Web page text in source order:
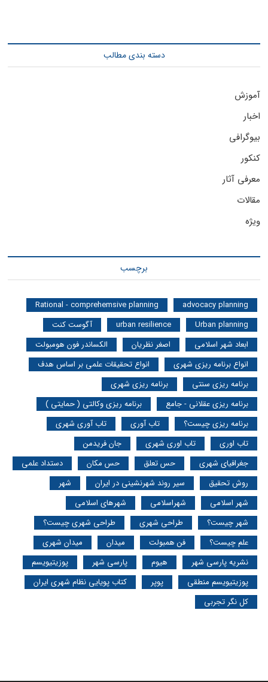
دسته بندی مطالب
آموزش
اخبار
بیوگرافی
کنکور
معرفی آثار
مقالات
ویژه
برچسب
advocacy planning
Rational - comprehemsive planning
Urban planning
urban resilience
آگوست کنت
ابعاد شهر اسلامی
اصغر نظریان
الکساندر فون هومبولت
انواع برنامه ریزی شهری
انواع تحقیقات علمی بر اساس هدف
برنامه ریزی سنتی
برنامه ریزی شهری
برنامه ریزی عقلانی - جامع
برنامه ریزی وکالتی ( حمایتی )
برنامه ریزی چیست؟
تاب آوری
تاب آوری شهری
تاب اوری
تاب اوری شهری
جان فریدمن
جغرافیای شهری
حس تعلق حس مکان
دستداد علمی
روش تحقیق
سیر روند شهرنشینی در ایران
شهر
شهر اسلامی
شهراسلامی
شهرهای اسلامی
شهر چیست؟
طراحی شهری
طراحی شهری چیست؟
علم چیست؟
فن همبولت میدان
میدان شهری
نشریه پارسی شهر
هیوم پارسی شهر
پوزیتیویسم
پوزیتیویسم منطقی
پوپر
کتاب پویایی نظام شهری ایران
کل نگر تجربی